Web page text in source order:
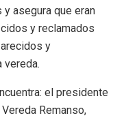
asegura que eran
y reclamados
y
vereda.
el presidente
Remanso,